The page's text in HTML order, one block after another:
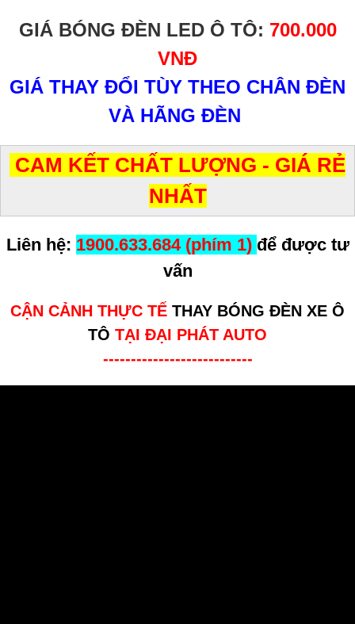
GIÁ BÓNG ĐÈN LED Ô TÔ: 700.000
VNĐ
GIÁ THAY ĐỔI TÙY THEO CHÂN ĐÈN
VÀ HÃNG ĐÈN
CAM KẾT CHẤT LƯỢNG - GIÁ RẺ
NHẤT
Liên hệ: 1900.633.684 (phím 1) để được tư
vấn
CẬN CẢNH THỰC TẾ THAY BÓNG ĐÈN XE Ô
TÔ TẠI ĐẠI PHÁT AUTO
---------------------------